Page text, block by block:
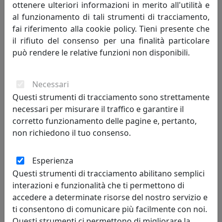
clienti, su richiesta è possibile eseguire il pagamento
tramite bonifico bancario.
8.2 L'addebito sulla carta di credito sarà effettuato solo
dopo che la società emittente della carta di credito
all'addebito.
8.3 Qualora la fattura si ritenesse necessaria, il cliente è
tenuto a comunicarlo durante la compilazione
dell’ordine di acquisto. La ricevuta di ciascun acquisto
sarà disponibile nella sezione "Profilo – i miei ordini".
9.1 I prodotti offerti sul sito internet sono conformi alla
legislazione nazionale e comunitaria vigente in Italia.
9.2 La descrizione dei prodotti offerti sul sito internet è
quella che i fornitori, sotto la propria responsabilità,
hanno comunicato a Interior Art Design. Le immagini e i
ottenere ulteriori informazioni in merito all'utilità e
al funzionamento di tali strumenti di tracciamento,
fai riferimento alla cookie policy. Tieni presente che
il rifiuto del consenso per una finalità particolare
può rendere le relative funzioni non disponibili.
Necessari
Questi strumenti di tracciamento sono strettamente
necessari per misurare il traffico e garantire il
corretto funzionamento delle pagine e, pertanto,
non richiedono il tuo consenso.
Esperienza
Questi strumenti di tracciamento abilitano semplici
interazioni e funzionalità che ti permettono di
accedere a determinate risorse del nostro servizio e
ti consentono di comunicare più facilmente con noi.